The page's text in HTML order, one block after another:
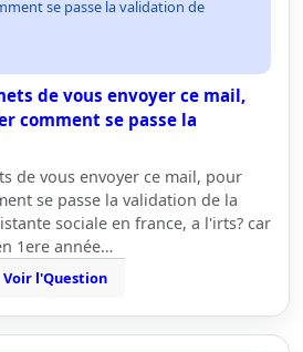
se passe la validation de
de vous envoyer ce mail,
comment se passe la
de vous envoyer ce mail, pour
se passe la validation de la
sociale en france, a l'irts? car
1ere année…
Voir l'Question